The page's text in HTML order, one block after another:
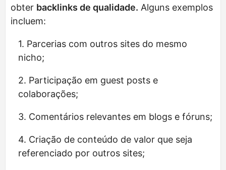
obter backlinks de qualidade. Alguns exemplos
incluem:
Parcerias com outros sites do mesmo
nicho;
Participação em guest posts e
colaborações;
Comentários relevantes em blogs e fóruns;
Criação de conteúdo de valor que seja
referenciado por outros sites;